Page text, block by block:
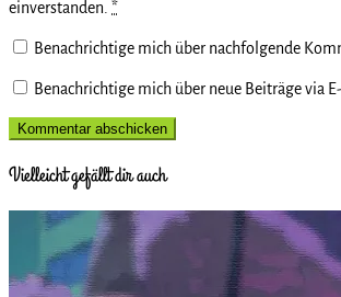
einverstanden. *
Benachrichtige mich über nachfolgende
Benachrichtige mich über neue Beiträge via
Vielleicht gefällt dir auch